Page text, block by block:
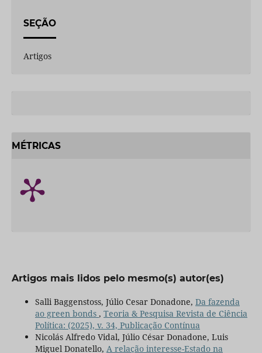
SEÇÃO
Artigos
MÉTRICAS
Artigos mais lidos pelo mesmo(s) autor(es)
Salli Baggenstoss, Júlio Cesar Donadone, Da fazenda
ao green bonds , Teoria & Pesquisa Revista de Ciência
Política: (2025), v. 34, Publicação Contínua
Nicolás Alfredo Vidal, Júlio César Donadone, Luis
Miguel Donatello, A relação interesse-Estado na